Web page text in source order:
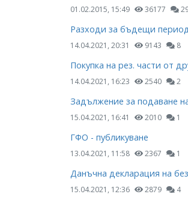
01.02.2015, 15:49 36177
Разходи за бъдещи
14.04.2021, 20:31 9143 8
Покупка на рез. части от
14.04.2021, 16:23 2540 2
Задължение за подаване
15.04.2021, 16:41 2010 1
ГФО - публикуване
13.04.2021, 11:58 2367 1
Данъчна декларация на
15.04.2021, 12:36 2879 4